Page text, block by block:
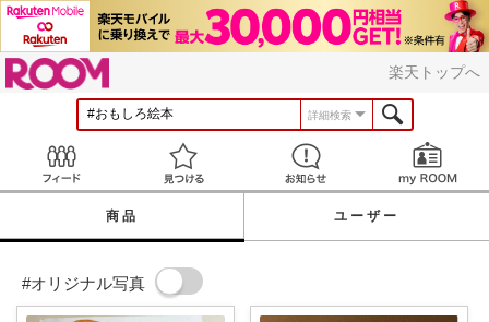
楽天トップへ
詳細検索
見つける お知らせ
商品 ユーザー
#オリジナル写真